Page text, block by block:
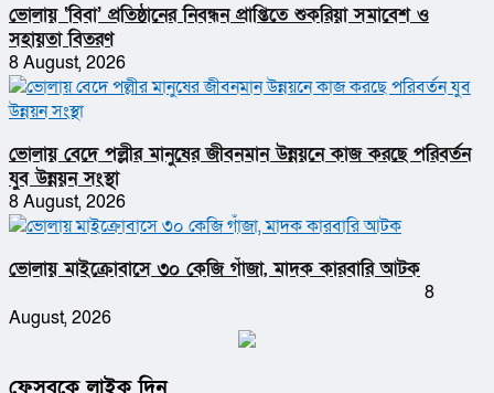
ভোলায় ‘বিবা’ প্রতিষ্ঠানের নিবন্ধন প্রাপ্তিতে শুকরিয়া সমাবেশ ও
সহায়তা বিতরণ
8 August, 2026
ভোলায় বেদে পল্লীর মানুষের জীবনমান উন্নয়নে কাজ করছে পরিবর্তন
যুব উন্নয়ন সংস্থা
8 August, 2026
ভোলায় মাইক্রোবাসে ৩০ কেজি গাঁজা, মাদক কারবারি আটক
8
August, 2026